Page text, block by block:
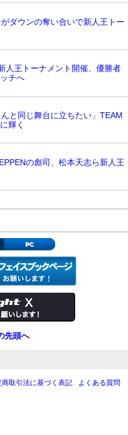
ダウンの奪い合いで新人王トー
人王トーナメント開催、優勝者
チへ
と同じ舞台に立ちたい」TEAM
輝く
の彪司、松本天志ら新人王
PC
先頭へ
商取引法に基づく表記
よくある質問